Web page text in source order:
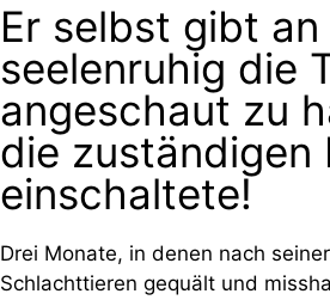
Er selbst gibt
seelenruhig die
angeschaut zu
die zuständigen
einschaltete!
Drei Monate, in denen nach
Schlachttieren gequält und